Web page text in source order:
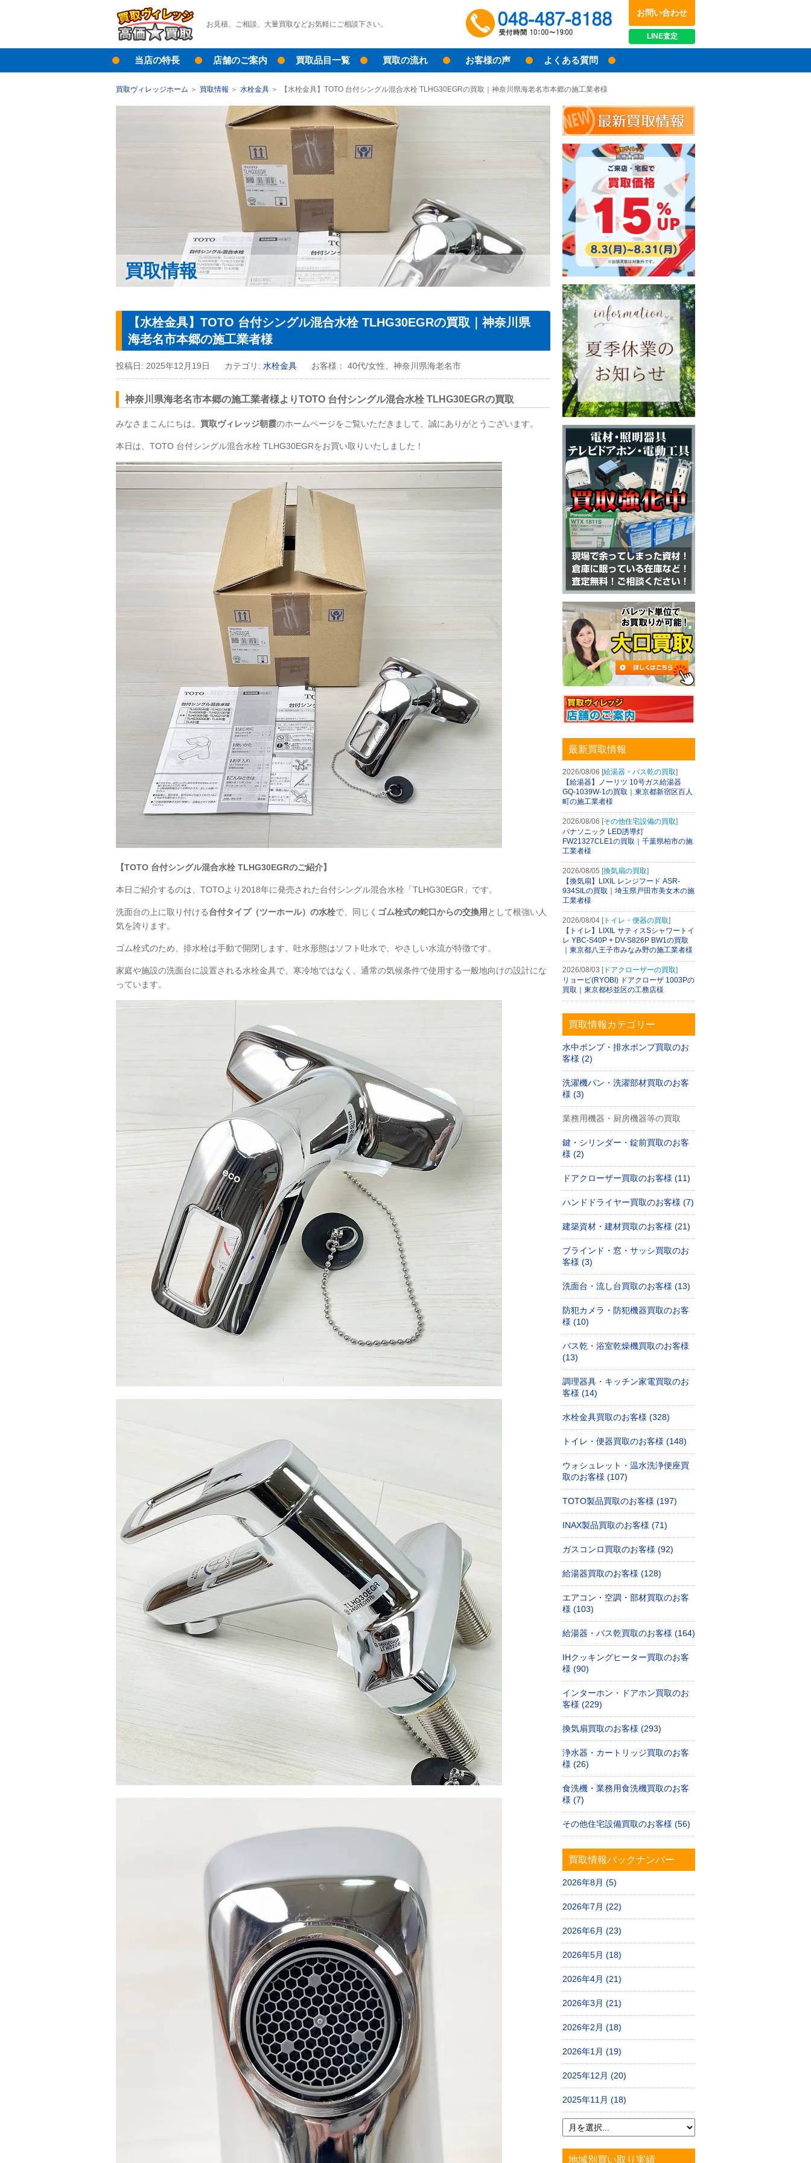
お見積、ご相談、大量買取などお気軽にご相談下さい。
LINE査定
048-487-8188受付時間：10:00～17:00
お問い合わせ
当店の特長 店舗のご案内 買取品目一覧 買取の流れ お客様の声 よくある質問
買取ヴィレッジホーム 買取情報 水栓金具 【水栓金具】TOTO 台付シングル混合水栓 TLHG30EGRの買取｜神奈川県海老名市本郷の施工業者様
買取情報
【水栓金具】TOTO 台付シングル混合水栓 TLHG30EGRの買取｜神奈川県
海老名市本郷の施工業者様
投稿日: 2025年12月19日 カテゴリ: 水栓金具 お客様： 40代/女性、神奈川県海老名市
神奈川県海老名市本郷の施工業者様よりTOTO 台付シングル混合水栓TLHG30EGRの買取
みなさまこんにちは。 買取ヴィレッジ朝霞のホームページをご覧いただきまして、誠にありがとうございます。
本日は、TOTO 台付シングル混合水栓 TLHG30EGRをお買い取りいたしました！
【TOTO 台付シングル混合水栓 TLHG30EGRのご紹介】
本日ご紹介するのは、TOTOより2018年に発売された台付シングル混合水栓「TLHG30EGR」です。
洗面台の上に取り付ける台付タイプ（ツーホール）の水栓で、同じく ゴム栓式の蛇口からの交換用 として根強い人
気を誇ります。
ゴム栓式のため、排水栓は手動で開閉します。吐水形態はソフト吐水で、やさしい水流が特徴です。
家庭や施設の洗面台に設置される水栓金具で、寒冷地ではなく、通常の気候条件で使用する一般地向けの設計にな
っています。
最新買取情報
2026/08/06 [給湯器・バス乾の買取]
【給湯器】ノーリツ 10号ガス給湯器
GQ-1039W-1の買取｜東京都新宿区百人
町の施工業者様
2026/08/06 [その他住宅設備の買取]
パナソニック LED誘導灯
FW21327CLE1の買取｜千葉県柏市の施
工業者様
2026/08/05 [換気扇の買取]
【換気扇】LIXIL レンジフード ASR-
934SILの買取｜埼玉県戸田市美女木の施
工業者様
2026/08/04 [トイレ・便器の買取]
【トイレ】LIXIL サティスSシャワートイ
レ YBC-S40P + DV-S826P BW1の買取
｜東京都八王子市みなみ野の施工業者様
2026/08/03 [ドアクローザーの買取]
リョービ(RYOBI) ドアクローザ 1003Pの
買取｜東京都杉並区の工務店様
買取情報カテゴリー
水中ポンプ・排水ポンプ買取のお
客様 (2)
洗濯機パン・洗濯部材買取のお客
様 (3)
業務用機器・厨房機器等の買取
鍵・シリンダー・錠前買取のお客
様 (2)
ドアクローザー買取のお客様 (11)
ハンドドライヤー買取のお客様 (7)
建築資材・建材買取のお客様 (21)
ブラインド・窓・サッシ買取のお
客様 (3)
洗面台・流し台買取のお客様 (13)
防犯カメラ・防犯機器買取のお客
様 (10)
バス乾・浴室乾燥機買取のお客様
(13)
調理器具・キッチン家電買取のお
客様 (14)
水栓金具買取のお客様 (328)
トイレ・便器買取のお客様 (148)
ウォシュレット・温水洗浄便座買
取のお客様 (107)
TOTO製品買取のお客様 (197)
INAX製品買取のお客様 (71)
ガスコンロ買取のお客様 (92)
給湯器買取のお客様 (128)
エアコン・空調・部材買取のお客
様 (103)
給湯器・バス乾買取のお客様 (164)
IHクッキングヒーター買取のお客
様 (90)
インターホン・ドアホン買取のお
客様 (229)
換気扇買取のお客様 (293)
浄水器・カートリッジ買取のお客
様 (26)
食洗機・業務用食洗機買取のお客
様 (7)
その他住宅設備買取のお客様 (56)
買取情報バックナンバー
2026年8月 (5)
2026年7月 (22)
2026年6月 (23)
2026年5月 (18)
2026年4月 (21)
2026年3月 (21)
2026年2月 (18)
2026年1月 (19)
2025年12月 (20)
2025年11月 (18)
地域別買い取り実績